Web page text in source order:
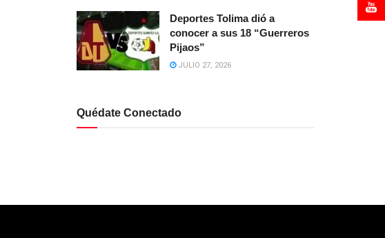
Deportes Tolima dió a
conocer a sus 18 “Guerreros
Pijaos”
JULIO 27, 2026
Quédate Conectado